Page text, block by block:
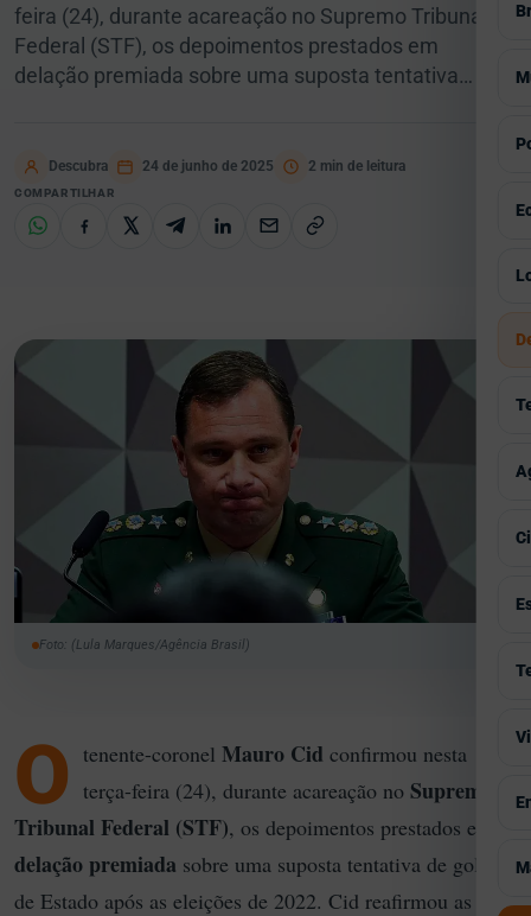
feira (24), durante acareação no Supremo Tribunal
Federal (STF), os depoimentos prestados em
delação premiada sobre uma suposta tentativa…
Descubra 24 de junho de 2025 2 min de leitura
COMPARTILHAR
Foto: (Lula Marques/Agência Brasil)
O tenente-coronel Mauro Cid confirmou nesta
terça-feira (24), durante acareação no Supremo
Tribunal Federal (STF), os depoimentos prestados em
delação premiada sobre uma suposta tentativa de golpe
de Estado após as eleições de 2022. Cid reafirmou as